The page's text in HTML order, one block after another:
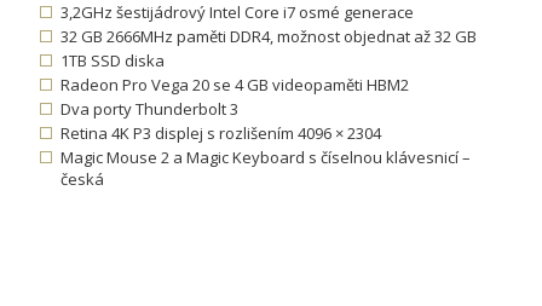
3,2GHz šestijádrový Intel Core i7 osmé generace
32 GB 2666MHz paměti DDR4, možnost objednat až 32 GB
1TB SSD diska
Radeon Pro Vega 20 se 4 GB videopaměti HBM2
Dva porty Thunderbolt 3
Retina 4K P3 displej s rozlišením 4096 × 2304
Magic Mouse 2 a Magic Keyboard s číselnou klávesnicí –
česká